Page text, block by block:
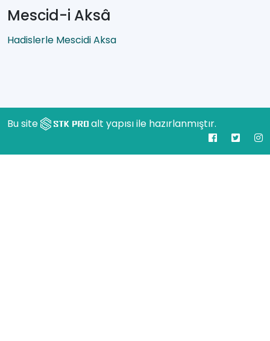
Mescid-i Aksâ
Hadislerle Mescidi Aksa
Bu site alt yapısı ile hazırlanmıştır.